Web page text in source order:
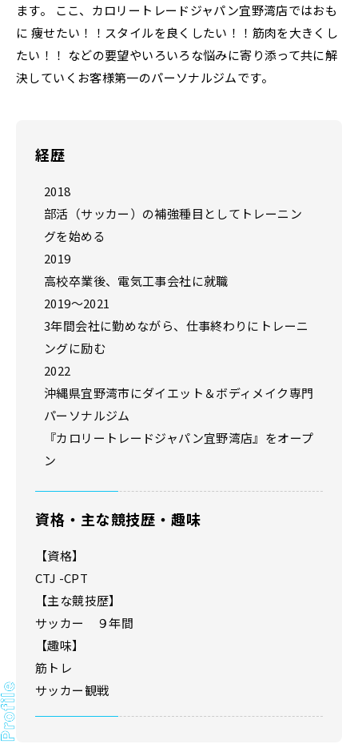
Company 運営会社情報
Our Sns
ます。 ここ、カロリートレードジャパン宜野湾店ではおも
に 痩せたい！！スタイルを良くしたい！！筋肉を大きくし
たい！！ などの要望やいろいろな悩みに寄り添って共に解
決していくお客様第一のパーソナルジムです。
経歴
2018
部活（サッカー）の補強種目としてトレーニン
グを始める
2019
高校卒業後、電気工事会社に就職
2019〜2021
3年間会社に勤めながら、仕事終わりにトレーニ
ングに励む
2022
沖縄県宜野湾市にダイエット＆ボディメイク専門
パーソナルジム
『カロリートレードジャパン宜野湾店』をオープ
ン
資格・主な競技歴・趣味
【資格】
CTJ -CPT
【主な競技歴】
サッカー ９年間
【趣味】
筋トレ
サッカー観戦